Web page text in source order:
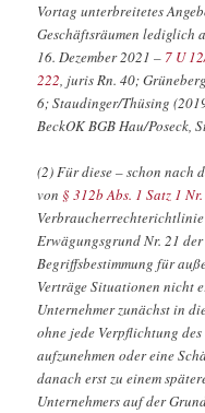
Vortag unterbreitetes
Geschäftsräumen lediglich
16. Dezember 2021 – 7 U
222, juris Rn. 40;
6; Staudinger/Thüsing
BeckOK BGB Hau/Poseck,
(2) Für diese – schon nach
von § 312b Abs. 1 Satz 1
Erwägungsgrund Nr. 21
Begriffsbestimmung für
Verträge Situationen nicht
Unternehmer zunächst in
ohne jede Verpflichtung
aufzunehmen oder eine
danach erst zu einem
Unternehmers auf der